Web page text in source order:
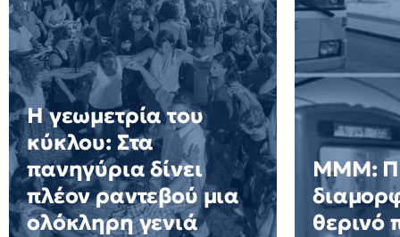
Η γεωμετρία του
κύκλου: Στα
πανηγύρια δίνει
πλέον ραντεβού μια
ολόκληρη γενιά
ΜΜΜ:
θερινό